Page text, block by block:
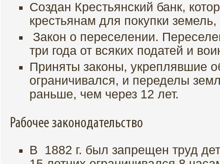
Создан Крестьянский банк,
крестьянам для покупки
Закон о переселении.
три года от всяких податей и
Приняты законы, укреплявшие
ограничивался, и переделы
раньше, чем через 12 лет.
Рабочее законодательство
В 1882 г. был запрещен труд